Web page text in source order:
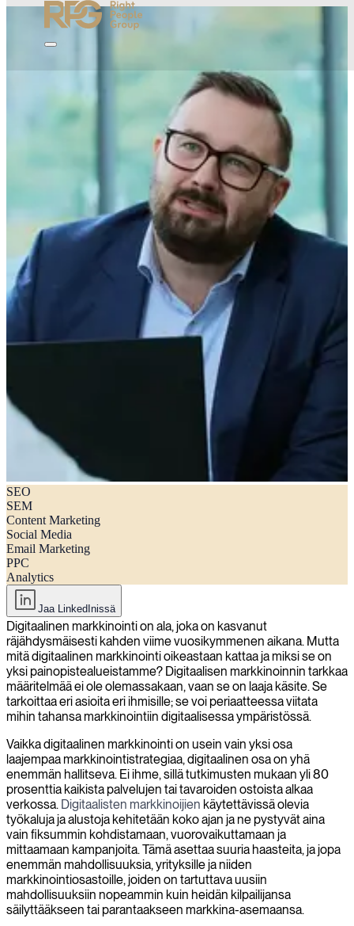
Mitä on digitaalinen markkinointi?
SEO
SEM
Content Marketing
Social Media
Email Marketing
PPC
Analytics
Jaa LinkedInissä
Digitaalinen markkinointi on ala, joka on kasvanut
räjähdysmäisesti kahden viime vuosikymmenen aikana. Mutta
mitä digitaalinen markkinointi oikeastaan kattaa ja miksi se on
yksi painopistealueistamme? Digitaalisen markkinoinnin tarkkaa
määritelmää ei ole olemassakaan, vaan se on laaja käsite. Se
tarkoittaa eri asioita eri ihmisille; se voi periaatteessa viitata
mihin tahansa markkinointiin digitaalisessa ympäristössä.
Vaikka digitaalinen markkinointi on usein vain yksi osa
laajempaa markkinointistrategiaa, digitaalinen osa on yhä
enemmän hallitseva. Ei ihme, sillä tutkimusten mukaan yli 80
prosenttia kaikista palvelujen tai tavaroiden ostoista alkaa
verkossa. Digitaalisten markkinoijien käytettävissä olevia
työkaluja ja alustoja kehitetään koko ajan ja ne pystyvät aina
vain fiksummin kohdistamaan, vuorovaikuttamaan ja
mittaamaan kampanjoita. Tämä asettaa suuria haasteita, ja jopa
enemmän mahdollisuuksia, yrityksille ja niiden
markkinointiosastoille, joiden on tartuttava uusiin
mahdollisuuksiin nopeammin kuin heidän kilpailijansa
säilyttääkseen tai parantaakseen markkina-asemaansa.